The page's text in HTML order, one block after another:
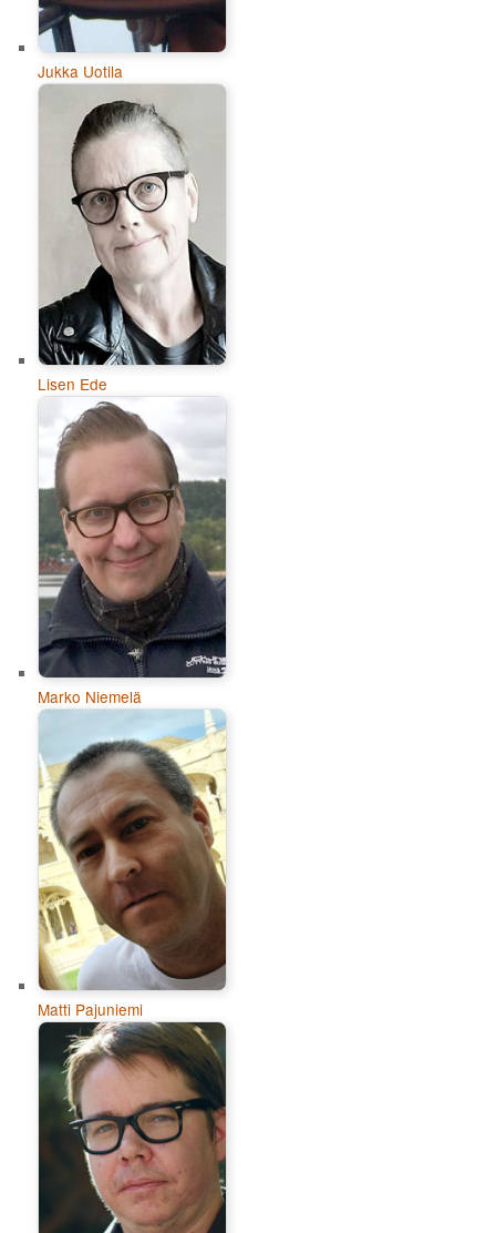
Jukka Uotila
Lisen Ede
Marko Niemelä
Matti Pajuniemi